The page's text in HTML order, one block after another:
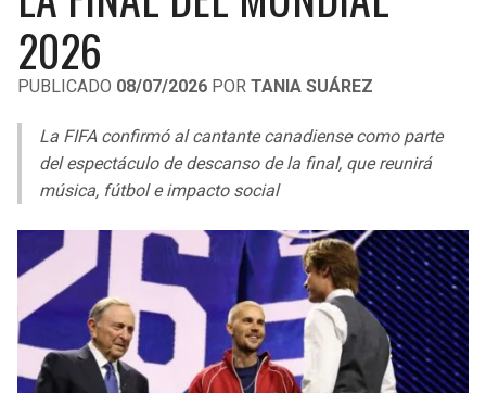
LIGA DE EXPANSIÓN MX
LEAGUES CUP
UEFA EUROPA LEAGUE
UEFA CONFERENCE LEAGUE
COPA LIBERTADORES
COPA SUDAMERICANA
LIGA BETPLAY
OTRAS LIGAS
RAIDERS
RAVENS
BROWNS
STEELERS
CAVALIERS
PACERS
HAWKS
HORNETS
2026
PUBLICADO 08/07/2026 POR TANIA SUÁREZ
La FIFA confirmó al cantante canadiense como parte
del espectáculo de descanso de la final, que reunirá
música, fútbol e impacto social